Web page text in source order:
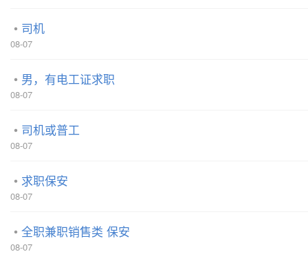
司机
08-07
男，有电工证求职
08-07
司机或普工
08-07
求职保安
08-07
全职兼职销售类 保安
08-07